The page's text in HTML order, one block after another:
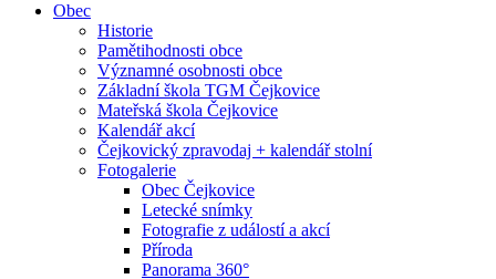
Obec
Historie
Pamětihodnosti obce
Významné osobnosti obce
Základní škola TGM Čejkovice
Mateřská škola Čejkovice
Kalendář akcí
Čejkovický zpravodaj + kalendář stolní
Fotogalerie
Obec Čejkovice
Letecké snímky
Fotografie z událostí a akcí
Příroda
Panorama 360°